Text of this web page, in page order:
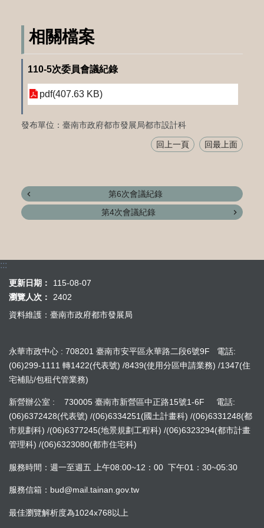
相關檔案
110-5次委員會議紀錄
pdf(407.63 KB)
發布單位：臺南市政府都市發展局都市設計科
回上一頁 回最上面
第6次會議紀錄
第4次會議紀錄
:::
更新日期：
115-08-07
瀏覽人次：
2402
資料維護：臺南市政府都市發展局
永華市政中心 : 708201 臺南市安平區永華路二段6號9F 電話:
(06)299-1111 轉1422(代表號) /8439(使用分區申請業務) /1347(住
宅補貼/包租代管業務)
新營辦公室 : 730005 臺南市新營區中正路15號1-6F 電話:
(06)6372428(代表號) /(06)6334251(國土計畫科) /(06)6331248(都
市規劃科) /(06)6377245(地景規劃工程科) /(06)6323294(都市計畫
管理科) /(06)6323080(都市住宅科)
服務時間：週一至週五 上午08:00~12：00 下午01：30~05:30
服務信箱：bud@mail.tainan.gov.tw
最佳瀏覽解析度為1024x768以上